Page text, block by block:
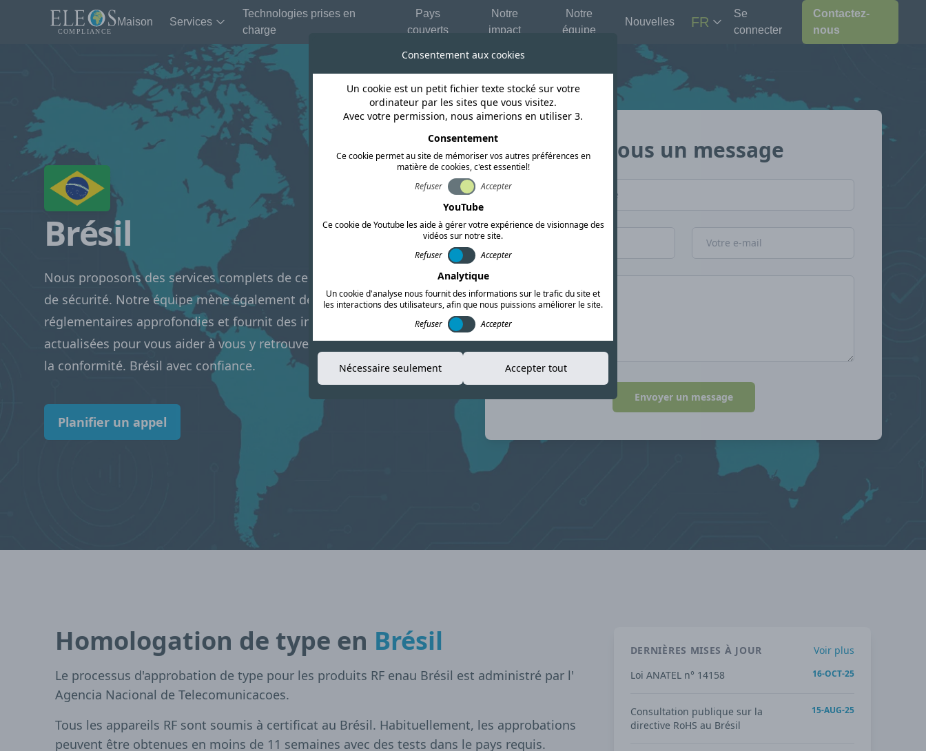
Maison Services
Technologies prises en
charge
Pays
couverts
Notre
impact
Notre
équipe
Nouvelles FR
Se
connecter
Contactez-
nous
Brésil
Nous proposons des services complets de certification RF, CEM et
de sécurité. Notre équipe mène également des recherches
réglementaires approfondies et fournit des informations
actualisées pour vous aider à vous y retrouver dans le paysage de
la conformité. Brésil avec confiance.
Planifier un appel
Envoyez-nous un message
Envoyer un message
Homologation de type en Brésil
Le processus d'approbation de type pour les produits RF enau Brésil est administré par l'
Agencia Nacional de Telecomunicacoes.
Tous les appareils RF sont soumis à certificat au Brésil. Habituellement, les approbations
peuvent être obtenues en moins de 11 semaines avec des tests dans le pays requis.
DERNIÈRES MISES À JOUR
Voir plus
Loi ANATEL n° 14158
16-OCT-25
Consultation publique sur la
directive RoHS au Brésil
15-AUG-25
Consentement aux cookies
Un cookie est un petit fichier texte stocké sur votre
ordinateur par les sites que vous visitez.
Avec votre permission, nous aimerions en utiliser 3.
Consentement
Ce cookie permet au site de mémoriser vos autres préférences en
matière de cookies, c'est essentiel!
Refuser
Accepter
YouTube
Ce cookie de Youtube les aide à gérer votre expérience de visionnage des
vidéos sur notre site.
Refuser
Accepter
Analytique
Un cookie d'analyse nous fournit des informations sur le trafic du site et
les interactions des utilisateurs, afin que nous puissions améliorer le site.
Refuser
Accepter
Nécessaire seulement Accepter tout